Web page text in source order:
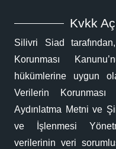
Kvkk
Silivri Siad
Korunması
hükümlerine uygun
Verilerin Korunması
Aydınlatma Metni ve
ve İşlenmesi
verilerinin veri